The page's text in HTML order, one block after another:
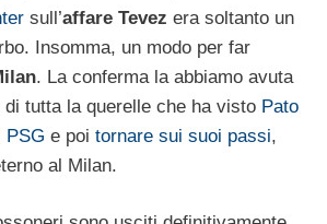
sull’affare Tevez era soltanto un
Insomma, un modo per far
. La conferma la abbiamo avuta
tutta la querelle che ha visto Pato
PSG e poi tornare sui suoi passi,
al Milan.